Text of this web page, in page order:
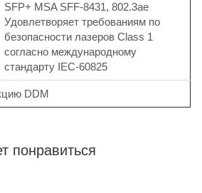
SFP+ MSA SFF-8431, 802.3ae
Удовлетворяет требованиям по
безопасности лазеров Class 1
согласно международному
стандарту IEC-60825
DDM
понравиться